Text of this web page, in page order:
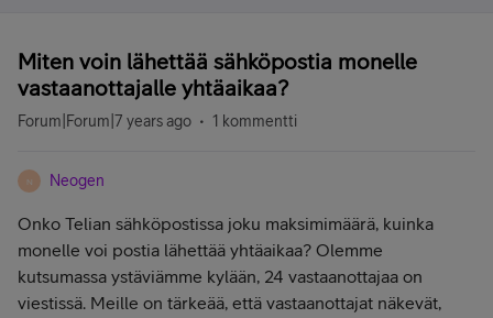
Miten voin lähettää sähköpostia monelle
vastaanottajalle yhtäaikaa?
Forum|Forum|7 years ago 1 kommentti
N Neogen
Onko Telian sähköpostissa joku maksimimäärä, kuinka
monelle voi postia lähettää yhtäaikaa? Olemme
kutsumassa ystäviämme kylään, 24 vastaanottajaa on
viestissä. Meille on tärkeää, että vastaanottajat näkevät,